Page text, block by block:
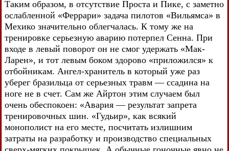
Таким образом, в отсутствие Проста и Пике, с заметно
ослабленной «Феррари» задача пилотов «Вильямса» в
Мехико значительно облегчалась. К тому же на
тренировке серьезную аварию потерпел Сенна. При
входе в левый поворот он не смог удержать «Мак-
Ларен», и тот левым боком здорово «приложился» к
отбойникам. Ангел-хранитель в который уже раз
уберег бразильца от серьезных травм — ссадина на
ноге не в счет. Сам же Айртон этим случаем был
очень обеспокоен: «Авария — результат запрета
тренировочных шин. «Гудьир», как всякий
монополист на его месте, посчитать излишним
затраты на разработку и производство специальных